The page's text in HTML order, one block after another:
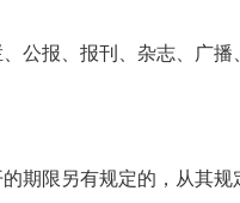
公报、报刊、杂志、广播
期限另有规定的，从其规